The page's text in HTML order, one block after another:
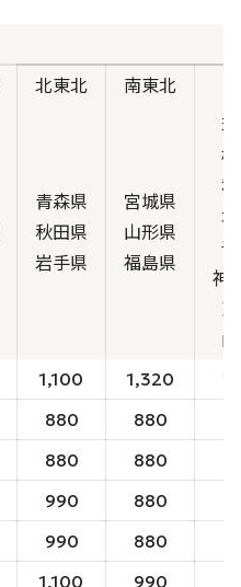
北東北 南東北
青森県
秋田県
岩手県
宮城県
山形県
福島県
神
1,100 1,320
880 880
880 880
990 880
990 880
1,100 990